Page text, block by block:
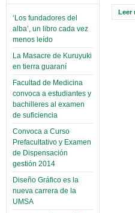
‘Los fundadores del
alba’, un libro cada vez
menos leído
La Masacre de Kuruyuki
en tierra guaraní
Facultad de Medicina
convoca a estudiantes y
bachilleres al examen
de suficiencia
Convoca a Curso
Prefacultativo y Examen
de Dispensación
gestión 2014
Diseño Gráfico es la
nueva carrera de la
UMSA
Leer